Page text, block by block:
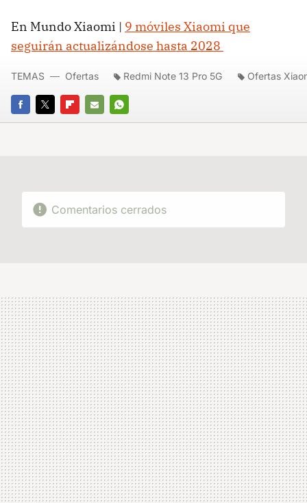
En Mundo Xiaomi | 9 móviles Xiaomi que
seguirán actualizándose hasta 2028
FACEBOOK
TWITTERFLIPBOARD
E-
WHATSAPP
TEMAS Ofertas Redmi Note 13 Pro 5G Ofertas
Comentarios cerrados